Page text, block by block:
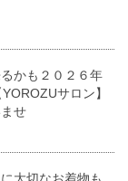
かも２０２６年
サロン】
せ